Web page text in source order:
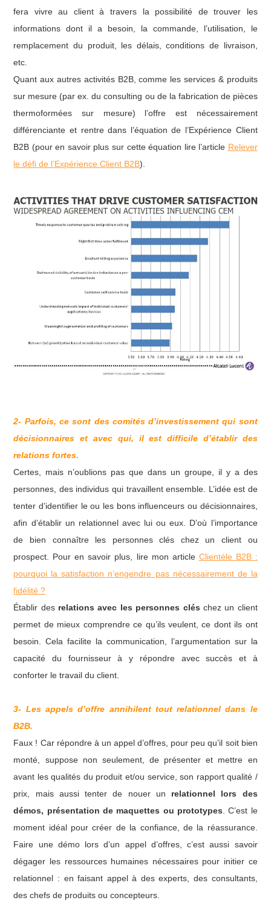
fera vivre au client à travers la possibilité de trouver les
informations dont il a besoin, la commande, l’utilisation, le
remplacement du produit, les délais, conditions de livraison,
etc.
Quant aux autres activités B2B, comme les services & produits
sur mesure (par ex. du consulting ou de la fabrication de pièces
thermoformées sur mesure) l’offre est nécessairement
différenciante et rentre dans l’équation de l’Expérience Client
B2B (pour en savoir plus sur cette équation lire l’article Relever
le défi de l’Expérience Client B2B).
2- Parfois, ce sont des comités d’investissement qui sont
décisionnaires et avec qui, il est difficile d’établir des
relations fortes.
Certes, mais n’oublions pas que dans un groupe, il y a des
personnes, des individus qui travaillent ensemble. L’idée est de
tenter d’identifier le ou les bons influenceurs ou décisionnaires,
afin d’établir un relationnel avec lui ou eux. D’où l’importance
de bien connaître les personnes clés chez un client ou
prospect. Pour en savoir plus, lire mon article Clientèle B2B :
pourquoi la satisfaction n’engendre pas nécessairement de la
fidélité ?
Établir des relations avec les personnes clés chez un client
permet de mieux comprendre ce qu’ils veulent, ce dont ils ont
besoin. Cela facilite la communication, l’argumentation sur la
capacité du fournisseur à y répondre avec succès et à
conforter le travail du client.
3- Les appels d’offre annihilent tout relationnel dans le
B2B.
Faux ! Car répondre à un appel d’offres, pour peu qu’il soit bien
monté, suppose non seulement, de présenter et mettre en
avant les qualités du produit et/ou service, son rapport qualité /
prix, mais aussi tenter de nouer un relationnel lors des
démos, présentation de maquettes ou prototypes . C’est le
moment idéal pour créer de la confiance, de la réassurance.
Faire une démo lors d’un appel d’offres, c’est aussi savoir
dégager les ressources humaines nécessaires pour initier ce
relationnel : en faisant appel à des experts, des consultants,
des chefs de produits ou concepteurs.